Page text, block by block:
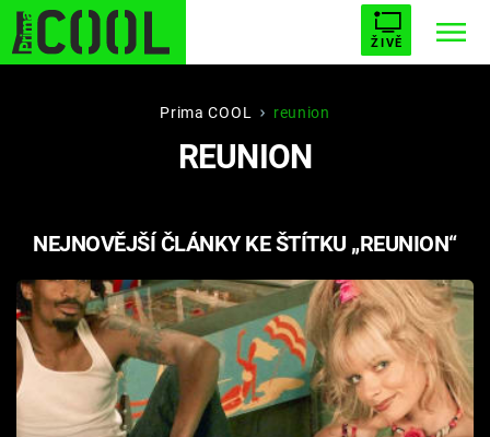
ŽIVĚ
STARHOUSE BUFFY, PŘEMOŽITELKA UPÍRŮ
PLNEJ KOTEL AVENGERS 5
Témata
Filmy
Seriály
Prima COOL reunion
REUNION
NEJNOVĚJŠÍ ČLÁNKY KE ŠTÍTKU „REUNION“